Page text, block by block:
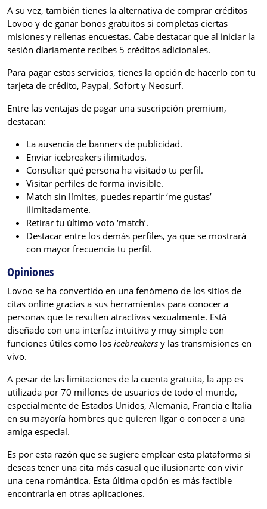
A su vez, también tienes la alternativa de comprar créditos
Lovoo y de ganar bonos gratuitos si completas ciertas
misiones y rellenas encuestas. Cabe destacar que al iniciar la
sesión diariamente recibes 5 créditos adicionales.
Para pagar estos servicios, tienes la opción de hacerlo con tu
tarjeta de crédito, Paypal, Sofort y Neosurf.
Entre las ventajas de pagar una suscripción premium,
destacan:
La ausencia de banners de publicidad.
Enviar icebreakers ilimitados.
Consultar qué persona ha visitado tu perfil.
Visitar perfiles de forma invisible.
Match sin límites, puedes repartir ‘me gustas’
ilimitadamente.
Retirar tu último voto ‘match’.
Destacar entre los demás perfiles, ya que se mostrará
con mayor frecuencia tu perfil.
Opiniones
Lovoo se ha convertido en una fenómeno de los sitios de
citas online gracias a sus herramientas para conocer a
personas que te resulten atractivas sexualmente. Está
diseñado con una interfaz intuitiva y muy simple con
funciones útiles como los icebreakers y las transmisiones en
vivo.
A pesar de las limitaciones de la cuenta gratuita, la app es
utilizada por 70 millones de usuarios de todo el mundo,
especialmente de Estados Unidos, Alemania, Francia e Italia
en su mayoría hombres que quieren ligar o conocer a una
amiga especial.
Es por esta razón que se sugiere emplear esta plataforma si
deseas tener una cita más casual que ilusionarte con vivir
una cena romántica. Esta última opción es más factible
encontrarla en otras aplicaciones.